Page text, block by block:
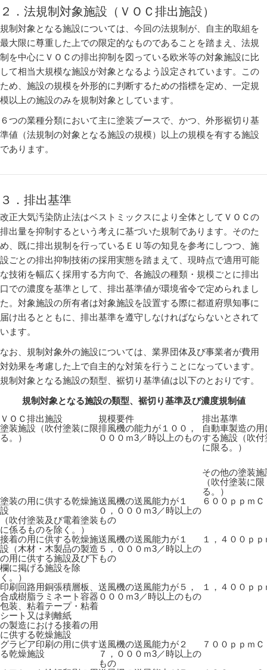
２．法規制対象施設（ＶＯＣ排出施設）
規制対象となる施設については、今回の法規制が、自主的取組を
最大限に尊重した上での限定的なものであることを踏まえ、法規
制を中心にＶＯＣの排出抑制を図っている欧米等の対象施設に比
して相当大規模な施設が対象となるよう設定されています。この
ため、施設の規模を外形的に判断するための指標を定め、一定規
模以上の施設のみを規制対象としています。
６つの業種分類において主に塗装ブースで、かつ、外形裾切り基
準値（法規制の対象となる施設の規模）以上の規模を有する施設
であります。
３．排出基準
改正大気汚染防止法はベストミックスにより全体としてＶＯＣの
排出量を抑制するという考えに基づいた規制であります。そのた
め、既に排出規制を行っているＥＵ等の知見を参考にしつつ、施
設ごとの排出抑制技術の採用実態を踏まえて、現時点で適用可能
な技術を幅広く採用する方向で、各施設の種類・規模ごとに排出
口での濃度を基準として、排出基準値が環境省令で定められまし
た。対象施設の所有者は対象施設を設置する際に都道府県知事に
届け出るとともに、排出基準を遵守しなければならないとされて
います。
なお、規制対象外の施設については、業界団体及び事業者が費用
対効果を考慮した上で自主的な対策を行うことになっています。
規制対象となる施設の類型、裾切り基準値は以下のとおりです。
規制対象となる施設の類型、裾切り基準及び濃度規制値
ＶＯＣ排出施設
規模要件
排出基準
塗装施設（吹付塗装に限
る。）
排風機の能力が１００，
０００ｍ3／時以上のもの
自動車製造の用
する施設（吹付
に限る。）
その他の塗装施
（吹付塗装に限
る。）
塗装の用に供する乾燥施
設
（吹付塗装及び電着塗装
に係るものを除く。）
送風機の送風能力が１
０，０００ｍ3／時以上の
もの
６００ｐｐｍＣ
接着の用に供する乾燥施
設（木材・木製品の製造
の用に供する施設及び下
欄に掲げる施設を除
く。）
送風機の送風能力が１
５，０００ｍ3／時以上の
もの
１，４００ｐ
印刷回路用銅張積層板、
合成樹脂ラミネート容器
包装、粘着テープ・粘着
シート又は剥離紙
の製造における接着の用
に供する乾燥施設
送風機の送風能力が５，
０００ｍ3／時以上のもの
１，４００ｐ
グラビア印刷の用に供す
る乾燥施設
送風機の送風能力が２
７，０００ｍ3／時以上の
もの
７００ｐｐｍＣ